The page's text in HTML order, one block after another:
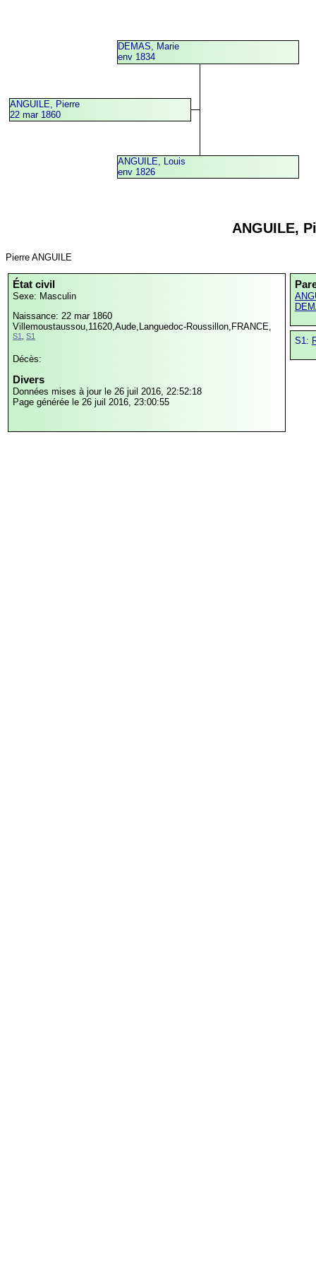
ANGUILE, Pierre
22 mar 1860
DEMAS, Marie
env 1834
ANGUILE, Louis
env 1826
ANGUILE,
Pierre ANGUILE
État civil
Sexe: Masculin
Naissance: 22 mar 1860
Villemoustaussou,11620,Aude,Languedoc-Roussillon,FRANCE,
S1 S1
Décès:
Divers
Données mises à jour le 26 juil 2016, 22:52:18
Page générée le 26 juil 2016, 23:00:55
S1: